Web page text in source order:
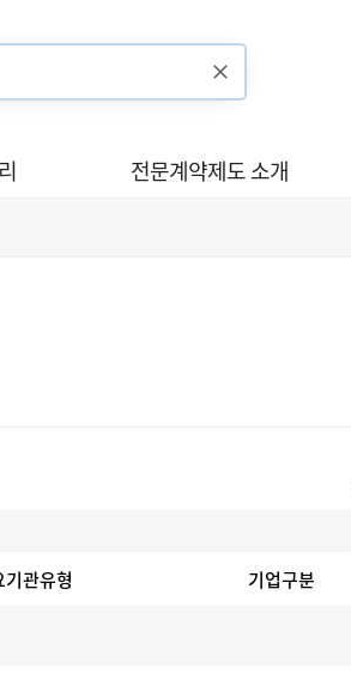
전문계약제도 소개
기관유형 기업구분